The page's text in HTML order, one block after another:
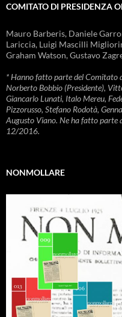
COMITATO DI PRESIDENZA
Mauro Barberis, Daniele
Lariccia, Luigi Mascilli
Graham Watson, Gustavo
* Hanno fatto parte del Comitato
Norberto Bobbio (Presidente),
Giancarlo Lunati, Italo Mereu,
Pizzorusso, Stefano Rodotà,
Augusto Viano. Ne ha fatto parte
12/2016.
NONMOLLARE